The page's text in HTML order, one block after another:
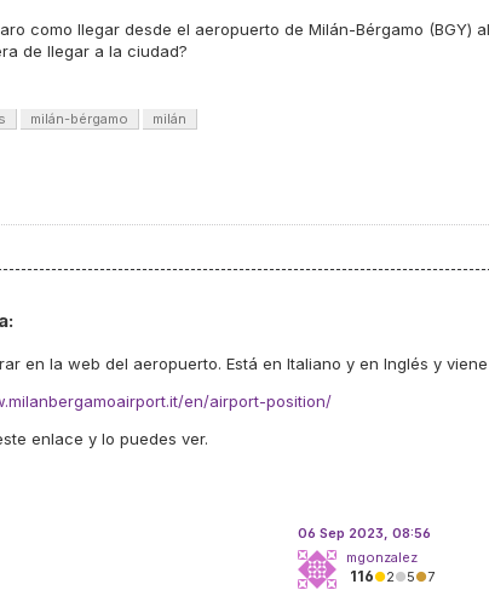
como llegar desde el aeropuerto de Milán-Bérgamo (BGY)
de llegar a la ciudad?
milán-bérgamo milán
en la web del aeropuerto. Está en Italiano y en Inglés y
en/airport-position/
enlace y lo puedes ver.
06 Sep 2023, 08:56
mgonzalez
116●2●5●7